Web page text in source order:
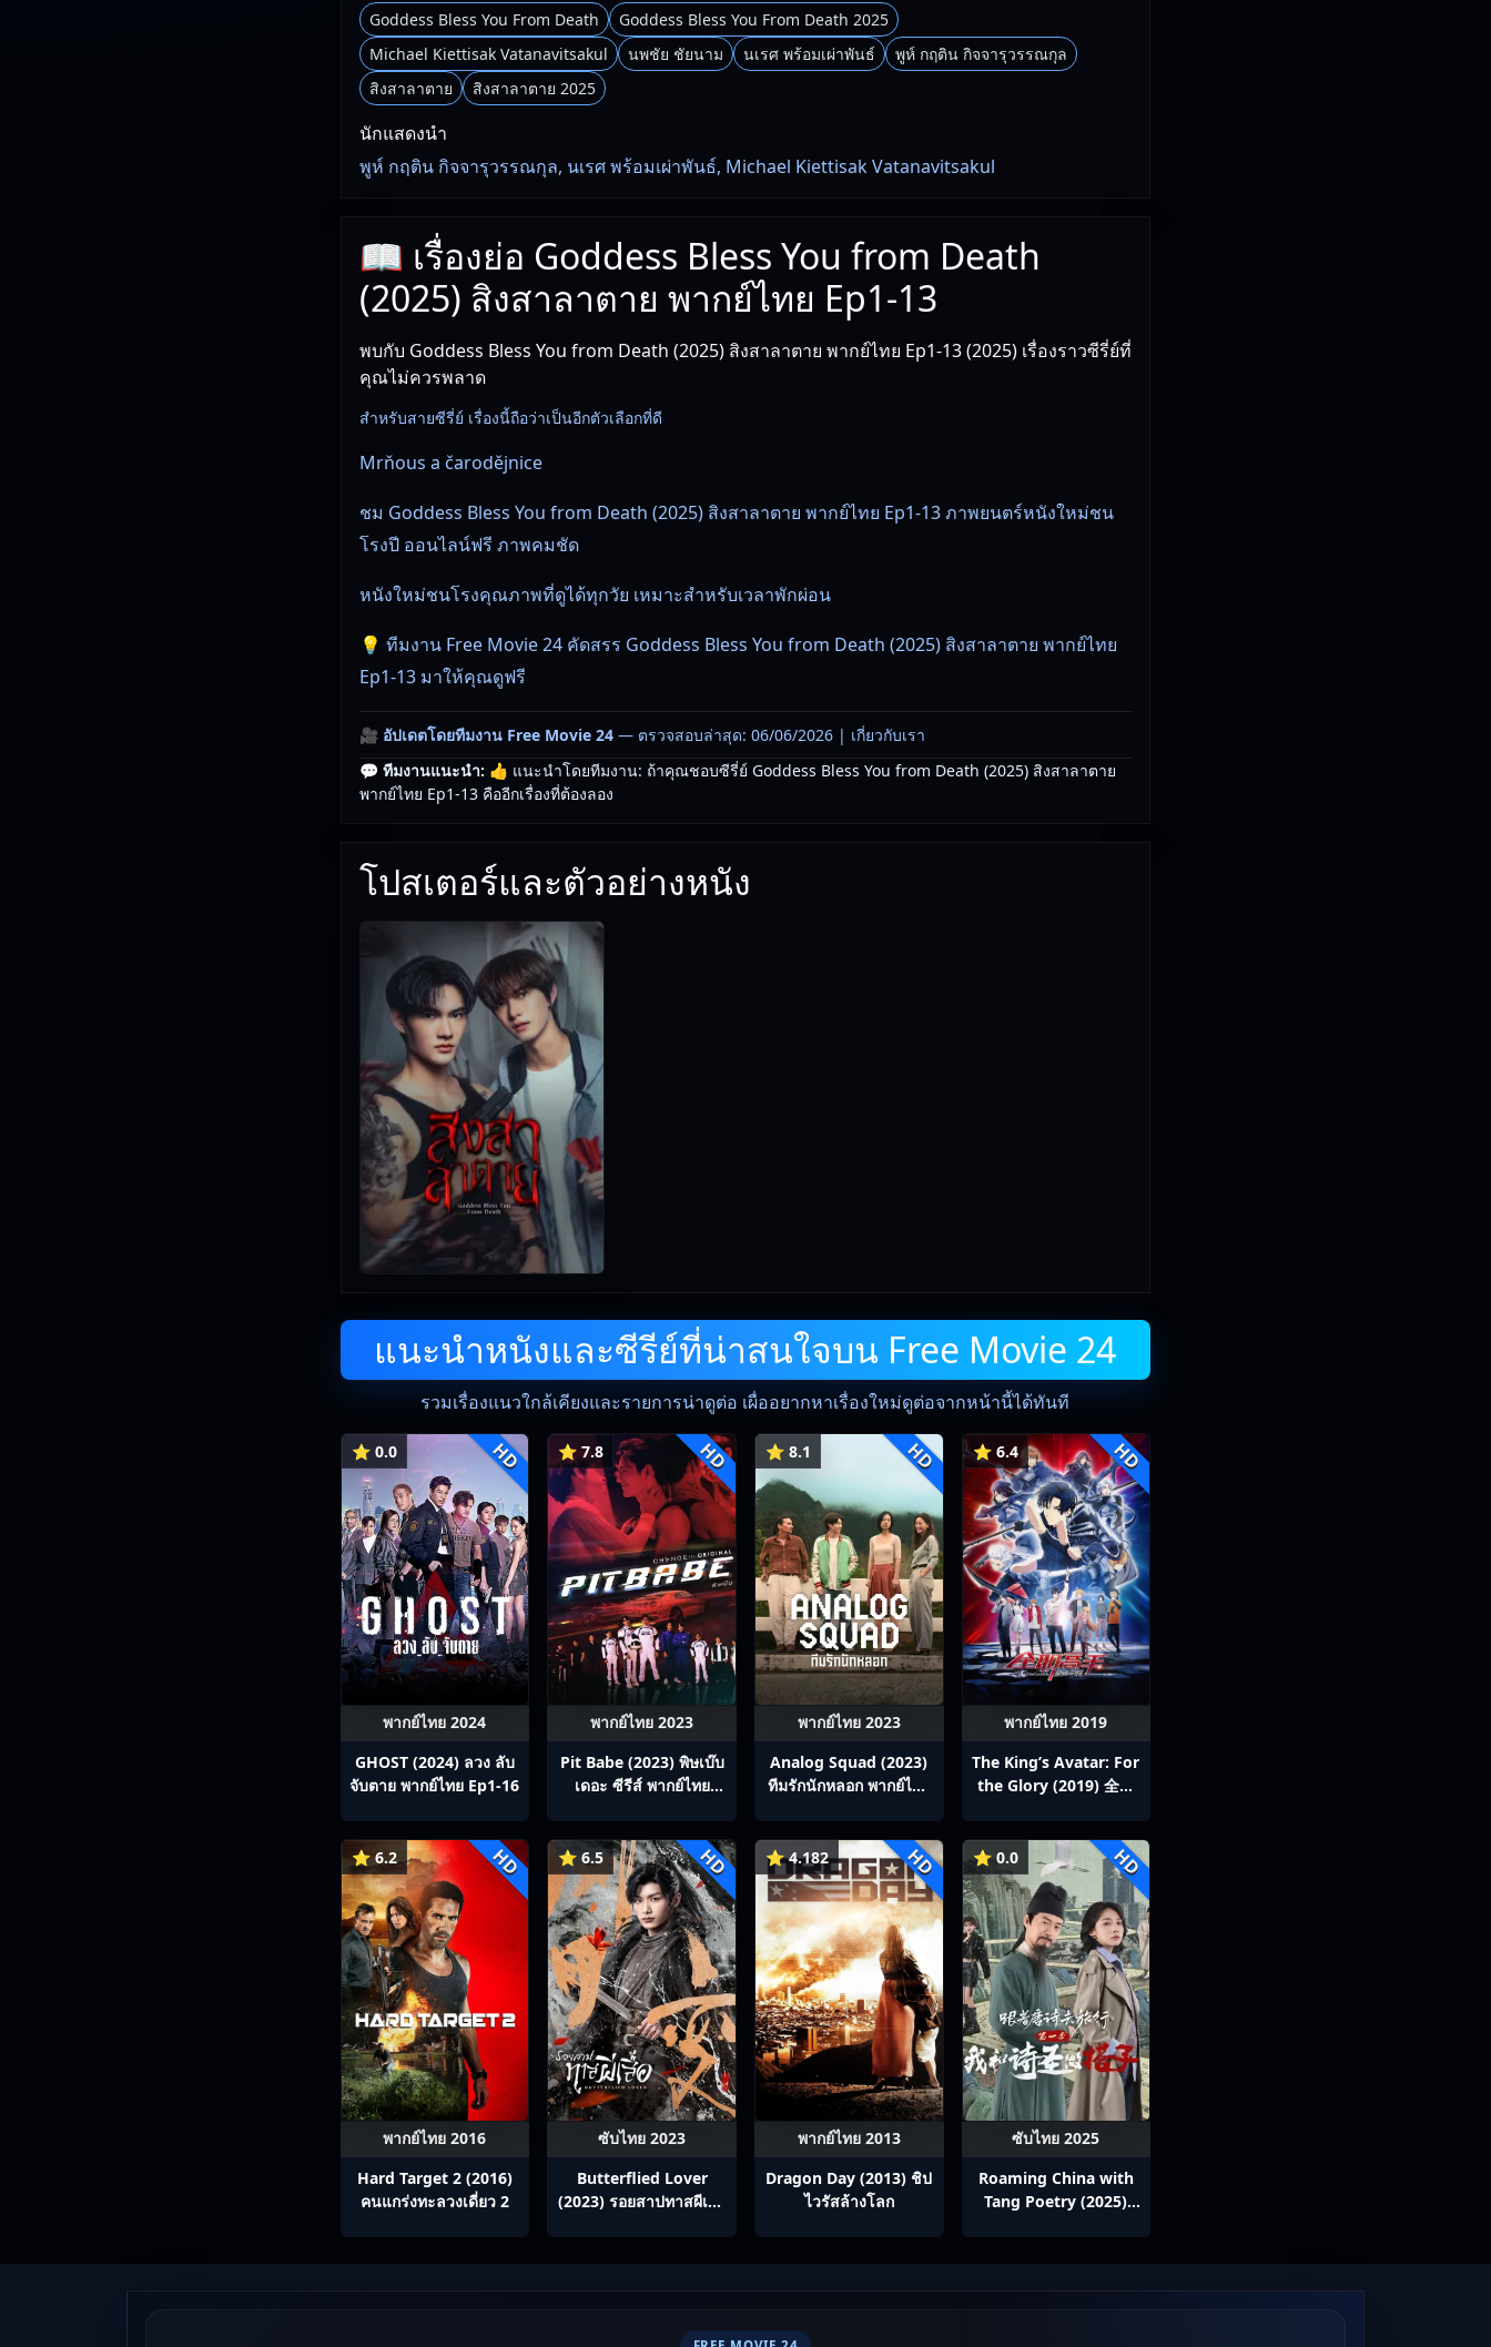
Goddess Bless You From Death
Goddess Bless You From Death 2025
Michael Kiettisak Vatanavitsakul
นพชัย ชัยนาม นเรศ พร้อมเผ่าพันธ์
พูห์ กฤติน กิจจารุวรรณกุล
สิงสาลาตาย
สิงสาลาตาย 2025
นักแสดงนำ
พูห์ กฤติน กิจจารุวรรณกุล, นเรศ พร้อมเผ่าพันธ์, Michael Kiettisak Vatanavitsakul
📖 เรื่องย่อ Goddess Bless You from Death
(2025) สิงสาลาตาย พากย์ไทย Ep1-13
พบกับ Goddess Bless You from Death (2025) สิงสาลาตาย พากย์ไทย Ep1-13 (2025) เรื่องราวซีรี่ย์ที่
คุณไม่ควรพลาด
สำหรับสายซีรี่ย์ เรื่องนี้ถือว่าเป็นอีกตัวเลือกที่ดี
Mrňous a čarodějnice
ชม Goddess Bless You from Death (2025) สิงสาลาตาย พากย์ไทย Ep1-13 ภาพยนตร์หนังใหม่ชน
โรงปี ออนไลน์ฟรี ภาพคมชัด
หนังใหม่ชนโรงคุณภาพที่ดูได้ทุกวัย เหมาะสำหรับเวลาพักผ่อน
💡 ทีมงาน Free Movie 24 คัดสรร Goddess Bless You from Death (2025) สิงสาลาตาย พากย์ไทย
Ep1-13 มาให้คุณดูฟรี
🎥 อัปเดตโดยทีมงาน Free Movie 24— ตรวจสอบล่าสุด: 06/06/2026 | เกี่ยวกับเรา
💬 ทีมงานแนะนำ: 👍 แนะนำโดยทีมงาน: ถ้าคุณชอบซีรี่ย์ Goddess Bless You from Death (2025) สิงสาลาตาย
พากย์ไทย Ep1-13 คืออีกเรื่องที่ต้องลอง
โปสเตอร์และตัวอย่างหนัง
แนะนำหนังและซีรีย์ที่น่าสนใจบน Free Movie 24
รวมเรื่องแนวใกล้เคียงและรายการน่าดูต่อ เผื่ออยากหาเรื่องใหม่ดูต่อจากหน้านี้ได้ทันที
⭐ 0.0 HD
พากย์ไทย 2024
GHOST (2024) ลวง ลับ
จับตาย พากย์ไทย Ep1-16
⭐ 7.8 HD
พากย์ไทย 2023
Pit Babe (2023) พิษเบ๊บ
เดอะ ซีรีส์ พากย์ไทย
⭐ 8.1 HD
พากย์ไทย 2023
Analog Squad (2023)
ทีมรักนักหลอก พากย์ไทย
⭐ 6.4 HD
พากย์ไทย 2019
The King’s Avatar: For
the Glory (2019) 全职
⭐ 6.2 HD
พากย์ไทย 2016
Hard Target 2 (2016)
คนแกร่งทะลวงเดี่ยว 2
⭐ 6.5 HD
ซับไทย 2023
Butterflied Lover
(2023) รอยสาปทาสผีเสื้อ
⭐ 4.182 HD
พากย์ไทย 2013
Dragon Day (2013) ชิป
ไวรัสล้างโลก
⭐ 0.0 HD
ซับไทย 2025
Roaming China with
Tang Poetry (2025)
ปรมาจารย์กวี ซับไทย
Ep1-12